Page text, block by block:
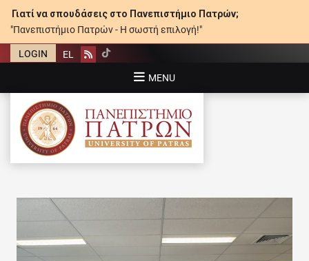
Γιατί να σπουδάσεις στο Πανεπιστήμιο Πατρών;
"Πανεπιστήμιο Πατρών - Η σωστή επιλογή!"
LOGIN EL Rss
MENU
ΠΑΝΕΠΙΣΤΉΜΙΟ ΠΑΤΡΏΝ